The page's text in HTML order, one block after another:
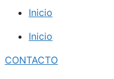
Inicio
Inicio
CONTACTO